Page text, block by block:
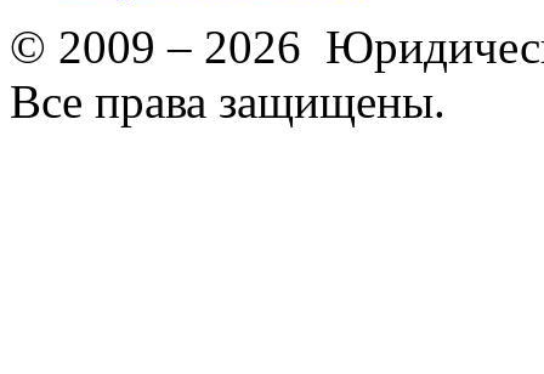
© 2009 – 2026
Все права защищены.